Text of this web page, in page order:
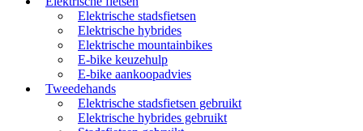
Elektrische stadsfietsen
Elektrische hybrides
Elektrische mountainbikes
E-bike keuzehulp
E-bike aankoopadvies
Tweedehands
Elektrische stadsfietsen gebruikt
Elektrische hybrides gebruikt